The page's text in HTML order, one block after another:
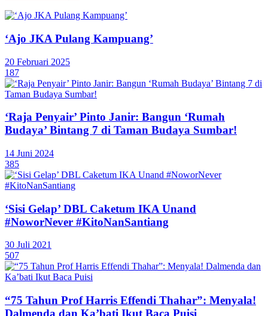
‘Ajo JKA Pulang Kampuang’
20 Februari 2025
187
‘Raja Penyair’ Pinto Janir: Bangun ‘Rumah
Budaya’ Bintang 7 di Taman Budaya Sumbar!
14 Juni 2024
385
‘Sisi Gelap’ DBL Caketum IKA Unand
#NoworNever #KitoNanSantiang
30 Juli 2021
507
“75 Tahun Prof Harris Effendi Thahar”: Menyala!
Dalmenda dan Ka’bati Ikut Baca Puisi